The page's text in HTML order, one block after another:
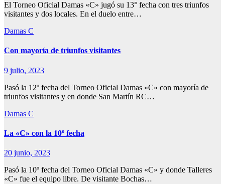
El Torneo Oficial Damas «C» jugó su 13° fecha con tres triunfos
visitantes y dos locales. En el duelo entre…
Damas C
Con mayoría de triunfos visitantes
9 julio, 2023
Pasó la 12º fecha del Torneo Oficial Damas «C» con mayoría de
triunfos visitantes y en donde San Martín RC…
Damas C
La «C» con la 10º fecha
20 junio, 2023
Pasó la 10º fecha del Torneo Oficial Damas «C» y donde Talleres
«C» fue el equipo libre. De visitante Bochas…